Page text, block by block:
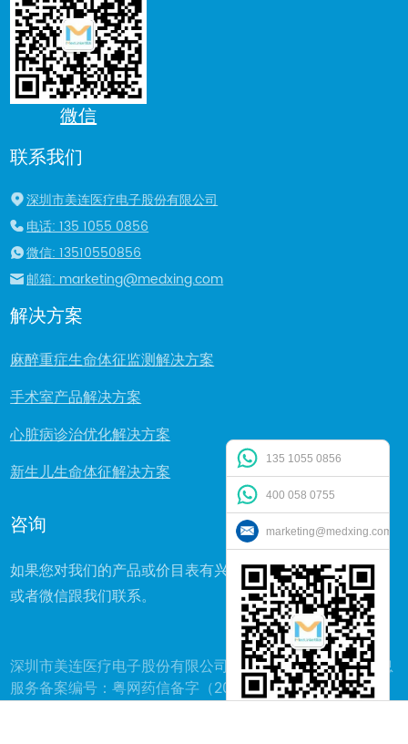
微信
联系我们
深圳市美连医疗电子股份有限公司
电话: 135 1055 0856
微信: 13510550856
邮箱: marketing@medxing.com
解决方案
麻醉重症生命体征监测解决方案
手术室产品解决方案
心脏病诊治优化解决方案
新生儿生命体征解决方案
咨询
如果您对我们的产品或价目表有兴趣或者疑问，可直接电话
或者微信跟我们联系。
深圳市美连医疗电子股份有限公司版权所有 互联网药品信息
服务备案编号：粤网药信备字（2005）第00527号
135 1055 0856
400 058 0755
marketing@medxing.com